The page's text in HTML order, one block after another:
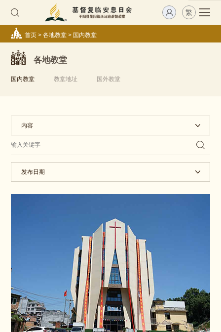
繁
首页> 各地教堂> 国内教堂
各地教堂
国内教堂 教堂地址 国外教堂
内容
发布日期